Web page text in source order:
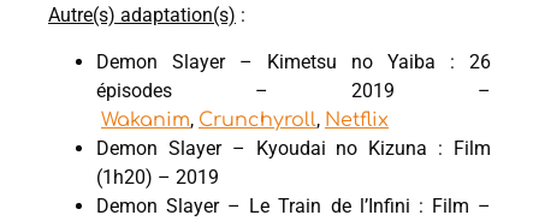
Autre(s) adaptation(s) :
Demon Slayer – Kimetsu no Yaiba : 26
épisodes – 2019 –
Wakanim, Crunchyroll, Netflix
Demon Slayer – Kyoudai no Kizuna : Film
(1h20) – 2019
Demon Slayer – Le Train de l’Infini : Film –